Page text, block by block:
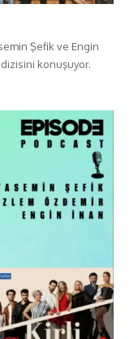
Şefik ve Engin
konuşuyor.